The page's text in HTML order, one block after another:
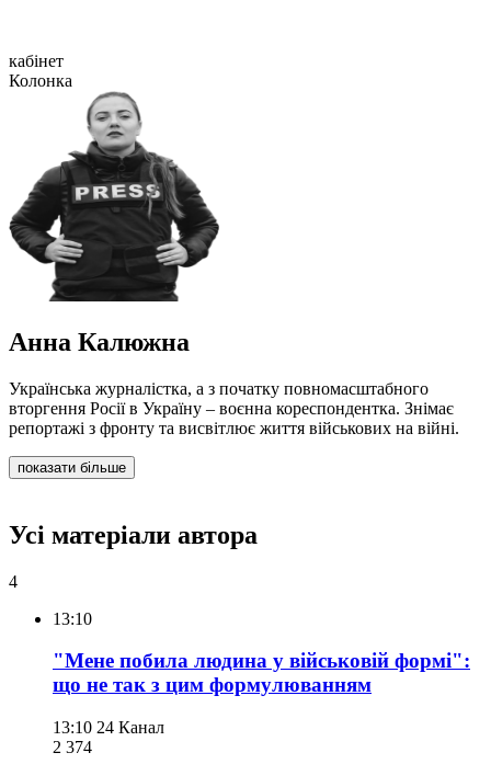
кабінет
Колонка
Анна Калюжна
Українська журналістка, а з початку повномасштабного
вторгення Росії в Україну – воєнна кореспондентка. Знімає
репортажі з фронту та висвітлює життя військових на війні.
показати більше
Усі матеріали автора
4
13:10
"Мене побила людина у військовій формі":
що не так з цим формулюванням
13:10 24 Канал
2 374